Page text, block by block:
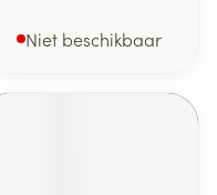
Niet beschikbaar